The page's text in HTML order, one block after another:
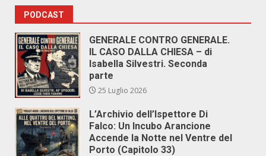
PODCAST
GENERALE CONTRO GENERALE.
IL CASO DALLA CHIESA – di
Isabella Silvestri. Seconda
parte
25 Luglio 2026
L’Archivio dell’Ispettore Di
Falco: Un Incubo Arancione
Accende la Notte nel Ventre del
Porto (Capitolo 33)